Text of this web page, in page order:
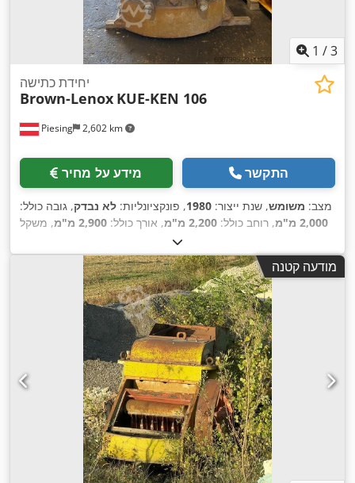
1 /3
Piesing 2,602 km
יחידת כתישה
Brown-Lenox KUE-KEN 106
מידע על מחיר התקשר
מצב: משומש, שנת ייצור: 1980, פונקציונליות: לא נבדק, גובה כולל:
2,000 מ"מ
, רוחב כולל: 2,200 מ"מ , אורך כולל: 2,900 מ"מ
, משקל
, רוחב פתיחה:
(מקסימלית):350 סל"ד , מהירות סיבובית (דק'):300 סל"ד
, רוחב
עבודה:, מודעה קטנה